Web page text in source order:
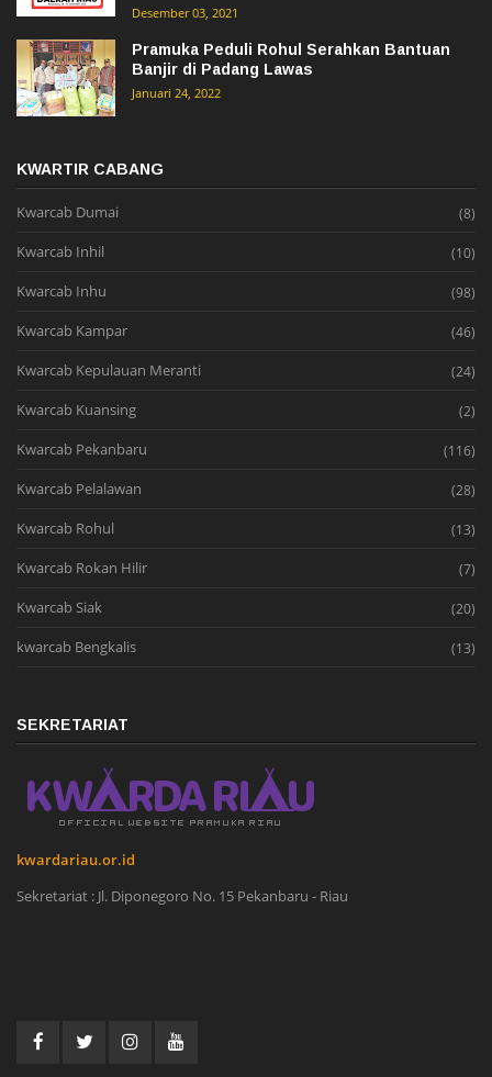
Desember 03, 2021
Pramuka Peduli Rohul Serahkan Bantuan
Banjir di Padang Lawas
Januari 24, 2022
KWARTIR CABANG
Kwarcab Dumai (8)
Kwarcab Inhil (10)
Kwarcab Inhu (98)
Kwarcab Kampar (46)
Kwarcab Kepulauan Meranti (24)
Kwarcab Kuansing (2)
Kwarcab Pekanbaru (116)
Kwarcab Pelalawan (28)
Kwarcab Rohul (13)
Kwarcab Rokan Hilir (7)
Kwarcab Siak (20)
kwarcab Bengkalis (13)
SEKRETARIAT
kwardariau.or.id
Sekretariat : Jl. Diponegoro No. 15 Pekanbaru - Riau